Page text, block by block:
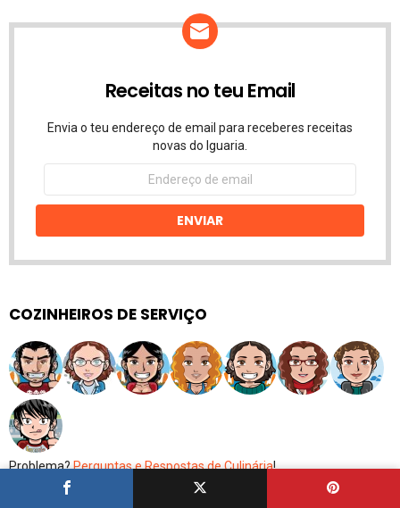
Receitas no teu Email
Envia o teu endereço de email para receberes receitas
novas do Iguaria.
Endereço
email
ENVIAR
COZINHEIROS DE SERVIÇO
Problema?Perguntas e Respostas de Culinária!